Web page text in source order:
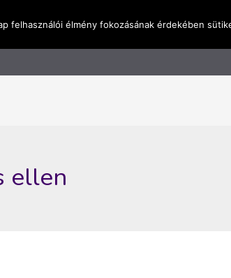
ellen
felhasználói élmény fokozásának érdekében